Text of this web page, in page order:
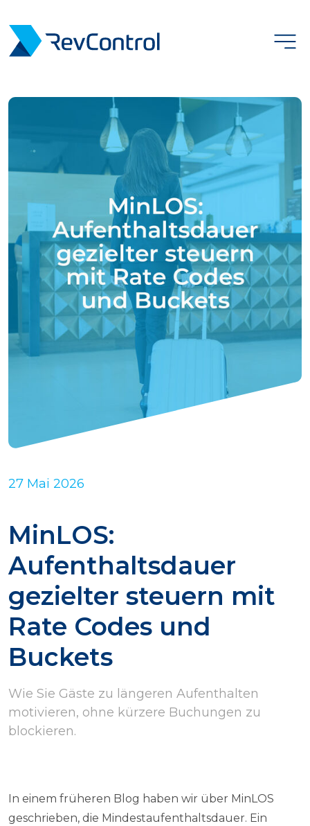
Produkt
Sprachauswahl
Login
Demo anfordern
27 Mai 2026
MinLOS:
Aufenthaltsdauer
gezielter steuern mit
Rate Codes und
Buckets
Wie Sie Gäste zu längeren Aufenthalten
motivieren, ohne kürzere Buchungen zu
blockieren.
In einem früheren Blog haben wir über MinLOS
geschrieben, die Mindestaufenthaltsdauer. Ein